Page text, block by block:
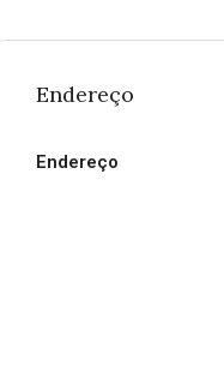
Endereço
Endereço